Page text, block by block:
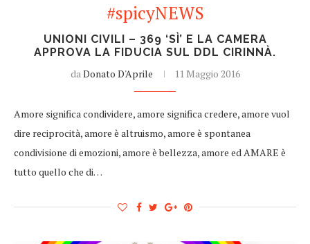
#spicyNEWS
UNIONI CIVILI – 369 ‘SÌ’ E LA CAMERA
APPROVA LA FIDUCIA SUL DDL CIRINNÀ.
daDonato D'Aprile 11 Maggio 2016
Amore significa condividere, amore significa credere, amore vuol
dire reciprocità, amore è altruismo, amore è spontanea
condivisione di emozioni, amore è bellezza, amore ed AMARE è
tutto quello che di…